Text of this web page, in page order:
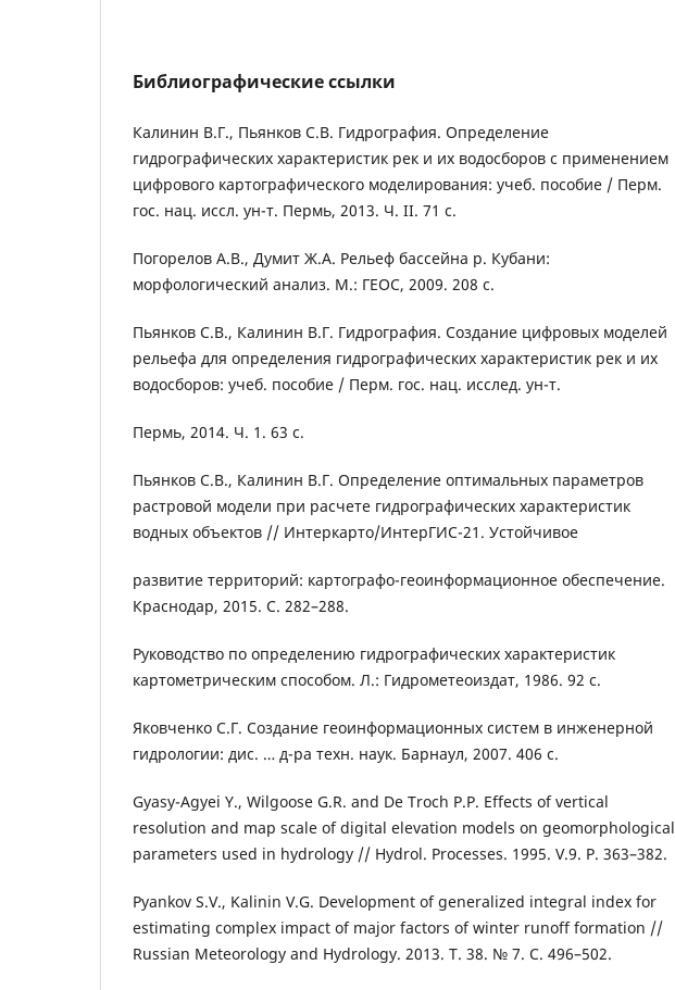
Библиографические ссылки
Калинин В.Г., Пьянков С.В. Гидрография. Определение
гидрографических характеристик рек и их водосборов с применением
цифрового картографического моделирования: учеб. пособие / Перм.
гос. нац. иссл. ун-т. Пермь, 2013. Ч. II. 71 с.
Погорелов А.В., Думит Ж.А. Рельеф бассейна р. Кубани:
морфологический анализ. М.: ГЕОС, 2009. 208 с.
Пьянков С.В., Калинин В.Г. Гидрография. Создание цифровых моделей
рельефа для определения гидрографических характеристик рек и их
водосборов: учеб. пособие / Перм. гос. нац. исслед. ун-т.
Пермь, 2014. Ч. 1. 63 с.
Пьянков С.В., Калинин В.Г. Определение оптимальных параметров
растровой модели при расчете гидрографических характеристик
водных объектов // Интеркарто/ИнтерГИС-21. Устойчивое
развитие территорий: картографо-геоинформационное обеспечение.
Краснодар, 2015. С. 282–288.
Руководство по определению гидрографических характеристик
картометрическим способом. Л.: Гидрометеоиздат, 1986. 92 с.
Яковченко С.Г. Создание геоинформационных систем в инженерной
гидрологии: дис. … д-ра техн. наук. Барнаул, 2007. 406 с.
Gyasy-Agyei Y., Wilgoose G.R. and De Troch P.P. Effects of vertical
resolution and map scale of digital elevation models on geomorphological
parameters used in hydrology // Hydrol. Processes. 1995. V.9. P. 363–382.
Pyankov S.V., Kalinin V.G. Development of generalized integral index for
estimating complex impact of major factors of winter runoff formation //
Russian Meteorology and Hydrology. 2013. T. 38. № 7. C. 496–502.